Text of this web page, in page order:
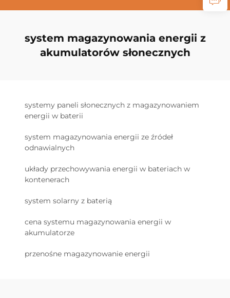
system magazynowania energii z
akumulatorów słonecznych
systemy paneli słonecznych z magazynowaniem
energii w baterii
system magazynowania energii ze źródeł
odnawialnych
układy przechowywania energii w bateriach w
kontenerach
system solarny z baterią
cena systemu magazynowania energii w
akumulatorze
przenośne magazynowanie energii